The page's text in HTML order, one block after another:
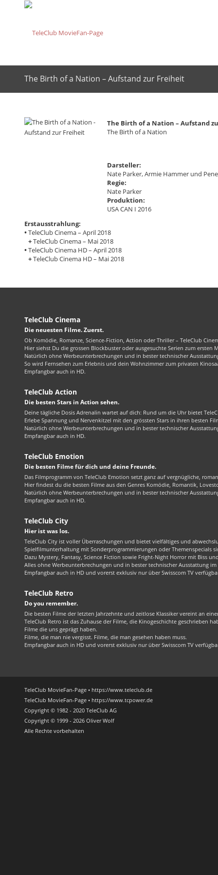
The Birth of a Nation – Aufstand zur Freiheit
The Birth of a Nation – Aufstand
The Birth of a Nation
Darsteller:
Nate Parker, Armie Hammer und
Regie:
Nate Parker
Produktion:
USA CAN I 2016
Erstausstrahlung:
•TeleClub Cinema – April 2018
+TeleClub Cinema – Mai 2018
•TeleClub Cinema HD – April 2018
+TeleClub Cinema HD – Mai 2018
TeleClub Cinema
Die neuesten Filme. Zuerst.
Ob Komödie, Romanze, Science-Fiction, Action oder Thriller – TeleClub
Hier siehst Du die grossen Blockbuster oder ausgesuchte Serien zum ersten
Natürlich ohne Werbeunterbrechungen und in bester technischer
So wird Fernsehen zum Erlebnis und dein Wohnzimmer zum privaten
Empfangbar auch in HD.
TeleClub Action
Die besten Stars in Action sehen.
Deine tägliche Dosis Adrenalin wartet auf dich: Rund um die Uhr bietet
Erlebe Spannung und Nervenkitzel mit den grössten Stars in ihren besten
Natürlich ohne Werbeunterbrechungen und in bester technischer
Empfangbar auch in HD.
TeleClub Emotion
Die besten Filme für dich und deine Freunde.
Das Filmprogramm von TeleClub Emotion setzt ganz auf vergnügliche,
Hier findest du die besten Filme aus den Genres Komödie, Romantik,
Natürlich ohne Werbeunterbrechungen und in bester technischer
Empfangbar auch in HD.
TeleClub City
Hier ist was los.
TeleClub City ist voller Überraschungen und bietet vielfältiges und
Spielfilmunterhaltung mit Sonderprogrammierungen oder Themenspecials
Dazu Mystery, Fantasy, Science Fiction sowie Fright-Night Horror mit Biss
Alles ohne Werbeunterbrechungen und in bester technischer Ausstattung
Empfangbar auch in HD und vorerst exklusiv nur über Swisscom TV
TeleClub Retro
Do you remember.
Die besten Filme der letzten Jahrzehnte und zeitlose Klassiker vereint an
TeleClub Retro ist das Zuhause der Filme, die Kinogeschichte geschrieben
Filme die uns geprägt haben.
Filme, die man nie vergisst. Filme, die man gesehen haben muss.
Empfangbar auch in HD und vorerst exklusiv nur über Swisscom TV
TeleClub MovieFan-Page • https://www.teleclub.de
TeleClub MovieFan-Page • https://www.tcpower.de
Copyright © 1982 - 2020 TeleClub AG
Copyright © 1999 - 2026 Oliver Wolf
Alle Rechte vorbehalten